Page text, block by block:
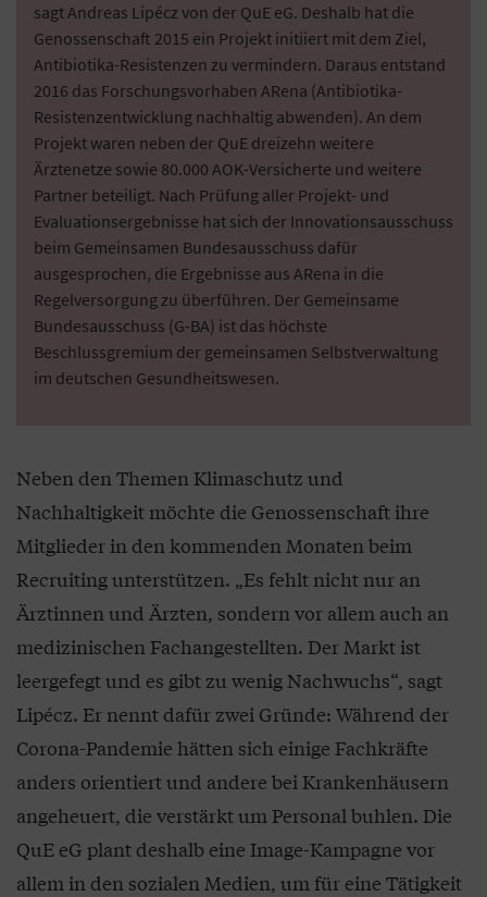
sagt Andreas Lipécz von der QuE eG. Deshalb hat die
Genossenschaft 2015 ein Projekt initiiert mit dem Ziel,
Antibiotika-Resistenzen zu vermindern. Daraus entstand
2016 das Forschungsvorhaben ARena (Antibiotika-
Resistenzentwicklung nachhaltig abwenden). An dem
Projekt waren neben der QuE dreizehn weitere
Ärztenetze sowie 80.000 AOK-Versicherte und weitere
Partner beteiligt. Nach Prüfung aller Projekt- und
Evaluationsergebnisse hat sich der Innovationsausschuss
beim Gemeinsamen Bundesausschuss dafür
ausgesprochen, die Ergebnisse aus ARena in die
Regelversorgung zu überführen. Der Gemeinsame
Bundesausschuss (G-BA) ist das höchste
Beschlussgremium der gemeinsamen Selbstverwaltung
im deutschen Gesundheitswesen.
Neben den Themen Klimaschutz und
Nachhaltigkeit möchte die Genossenschaft ihre
Mitglieder in den kommenden Monaten beim
Recruiting unterstützen. „Es fehlt nicht nur an
Ärztinnen und Ärzten, sondern vor allem auch an
medizinischen Fachangestellten. Der Markt ist
leergefegt und es gibt zu wenig Nachwuchs“, sagt
Lipécz. Er nennt dafür zwei Gründe: Während der
Corona-Pandemie hätten sich einige Fachkräfte
anders orientiert und andere bei Krankenhäusern
angeheuert, die verstärkt um Personal buhlen. Die
QuE eG plant deshalb eine Image-Kampagne vor
allem in den sozialen Medien, um für eine Tätigkeit